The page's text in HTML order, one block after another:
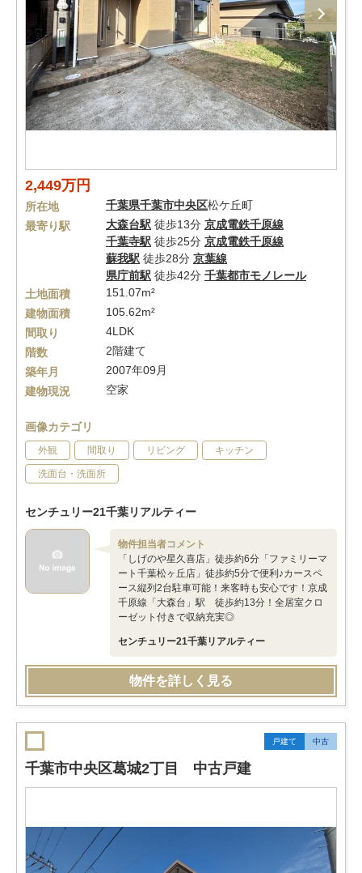
2,449万円
所在地 千葉県千葉市中央区松ケ丘町
最寄り駅
大森台駅 徒歩13分 京成電鉄千原線
千葉寺駅 徒歩25分 京成電鉄千原線
蘇我駅 徒歩28分 京葉線
県庁前駅 徒歩42分 千葉都市モノレール
土地面積
151.07m²
建物面積
105.62m²
間取り
4LDK
階数
2階建て
築年月
2007年09月
建物現況
空家
画像カテゴリ
外観 間取り リビング キッチン
洗面台・洗面所
センチュリー21千葉リアルティー
物件担当者コメント
「しげのや星久喜店」徒歩約6分「ファミリーマ
ート千葉松ヶ丘店」徒歩約5分で便利♪カースペ
ース縦列2台駐車可能！来客時も安心です！京成
千原線「大森台」駅 徒歩約13分！全居室クロ
ーゼット付きで収納充実◎
センチュリー21千葉リアルティー
物件を詳しく見る
戸建て 中古
千葉市中央区葛城2丁目 中古戸建